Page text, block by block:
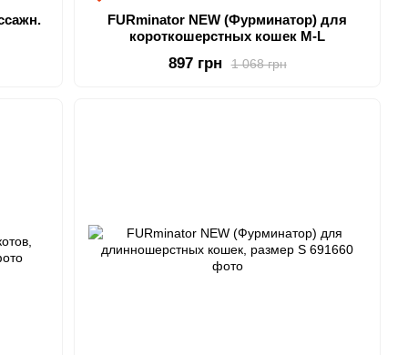
FURminator NEW (Фурминатор) для
короткошерстных кошек M-L
1 068 грн
897 грн